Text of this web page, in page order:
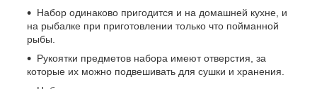
Набор одинаково пригодится и на домашней кухне, и
на рыбалке при приготовлении только что пойманной
рыбы.
Рукоятки предметов набора имеют отверстия, за
которые их можно подвешивать для сушки и хранения.